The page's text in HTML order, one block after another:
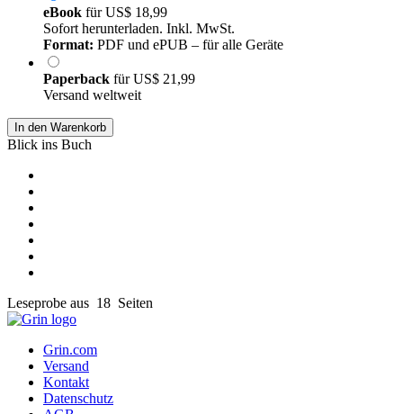
eBook fürUS$ 18,99
Sofort herunterladen. Inkl. MwSt.
Format: PDF und ePUB – für alle Geräte
Paperback fürUS$ 21,99
Versand weltweit
In den Warenkorb
Blick ins Buch
Leseprobe aus 18 Seiten
Grin.com
Versand
Kontakt
Datenschutz